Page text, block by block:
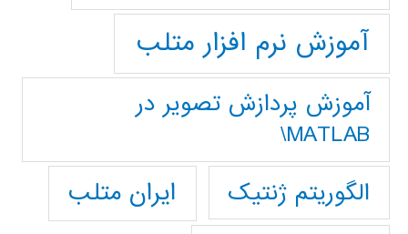
آموزش نرم افزار متلب
آموزش پردازش تصوير در
MATLAB\
الگوریتم ژنتیک
ایران متلب